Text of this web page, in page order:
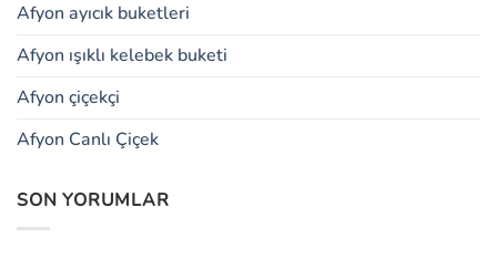
Afyon ayıcık buketleri
Afyon ışıklı kelebek buketi
Afyon çiçekçi
Afyon Canlı Çiçek
SON YORUMLAR